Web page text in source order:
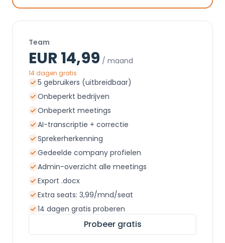
Team
EUR 14,99 / maand
14 dagen gratis
5 gebruikers (uitbreidbaar)
Onbeperkt bedrijven
Onbeperkt meetings
AI-transcriptie + correctie
Sprekerherkenning
Gedeelde company profielen
Admin-overzicht alle meetings
Export .docx
Extra seats: 3,99/mnd/seat
14 dagen gratis proberen
Probeer gratis